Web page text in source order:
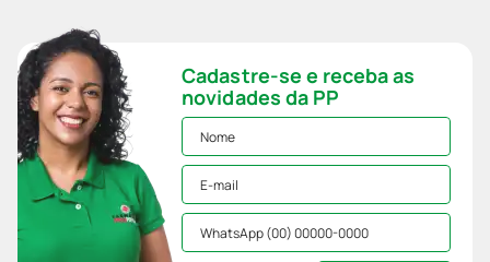
Cadastre-se e receba as
novidades da PP